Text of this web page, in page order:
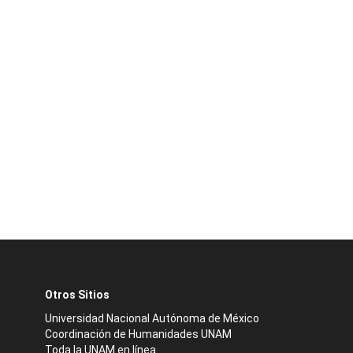
Otros Sitios
Universidad Nacional Autónoma de México
Coordinación de Humanidades UNAM
Toda la UNAM en línea